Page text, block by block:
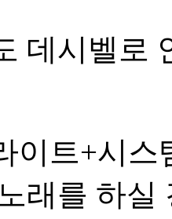
데시벨로
이트+시
래를 하실